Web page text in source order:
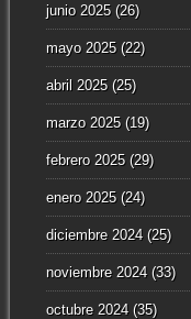
junio 2025(26)
mayo 2025(22)
abril 2025(25)
marzo 2025(19)
febrero 2025(29)
enero 2025(24)
diciembre 2024(25)
noviembre 2024(33)
octubre 2024(35)